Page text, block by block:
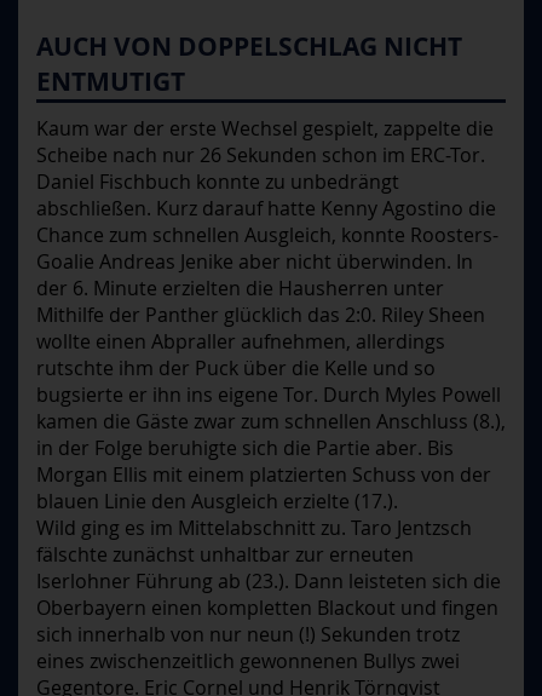
AUCH VON DOPPELSCHLAG NICHT
ENTMUTIGT
Kaum war der erste Wechsel gespielt, zappelte die
Scheibe nach nur 26 Sekunden schon im ERC-Tor.
Daniel Fischbuch konnte zu unbedrängt
abschließen. Kurz darauf hatte Kenny Agostino die
Chance zum schnellen Ausgleich, konnte Roosters-
Goalie Andreas Jenike aber nicht überwinden. In
der 6. Minute erzielten die Hausherren unter
Mithilfe der Panther glücklich das 2:0. Riley Sheen
wollte einen Abpraller aufnehmen, allerdings
rutschte ihm der Puck über die Kelle und so
bugsierte er ihn ins eigene Tor. Durch Myles Powell
kamen die Gäste zwar zum schnellen Anschluss (8.),
in der Folge beruhigte sich die Partie aber. Bis
Morgan Ellis mit einem platzierten Schuss von der
blauen Linie den Ausgleich erzielte (17.).
Wild ging es im Mittelabschnitt zu. Taro Jentzsch
fälschte zunächst unhaltbar zur erneuten
Iserlohner Führung ab (23.). Dann leisteten sich die
Oberbayern einen kompletten Blackout und fingen
sich innerhalb von nur neun (!) Sekunden trotz
eines zwischenzeitlich gewonnenen Bullys zwei
Gegentore. Eric Cornel und Henrik Törnqvist